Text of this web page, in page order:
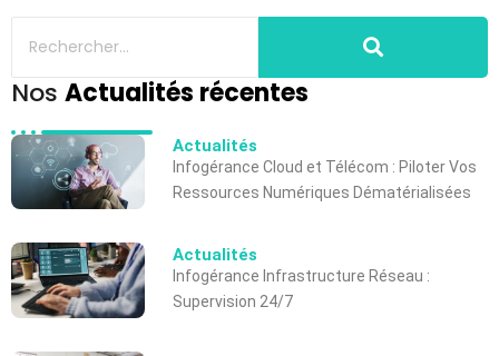
Nos Actualités récentes
Actualités
Infogérance Cloud et Télécom : Piloter Vos
Ressources Numériques Dématérialisées
Actualités
Infogérance Infrastructure Réseau :
Supervision 24/7